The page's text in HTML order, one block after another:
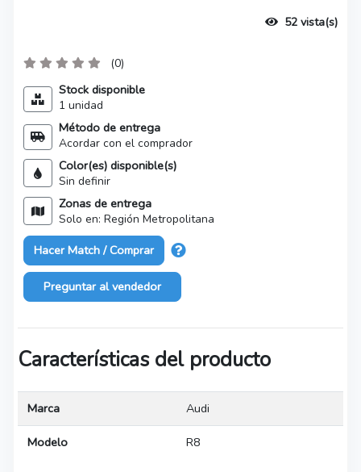
52 vista(s)
(0)
Stock disponible
1 unidad
Método de entrega
Acordar con el comprador
Color(es) disponible(s)
Sin definir
Zonas de entrega
Solo en: Región Metropolitana
Hacer Match / Comprar
Preguntar al vendedor
Características del producto
Marca Audi
Modelo R8